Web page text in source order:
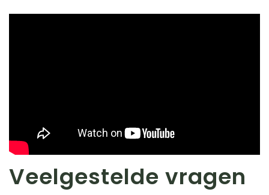
Veelgestelde vragen